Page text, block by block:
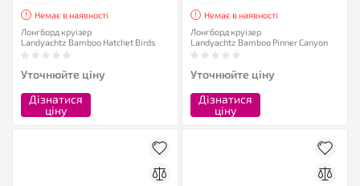
Немає в наявності
Лонгборд круізер
Landyachtz Bamboo Hatchet Birds
Уточнюйте ціну
Дізнатися
ціну
Немає в наявності
Лонгборд круізер
Landyachtz Bamboo Pinner Canyon
Уточнюйте ціну
Дізнатися
ціну